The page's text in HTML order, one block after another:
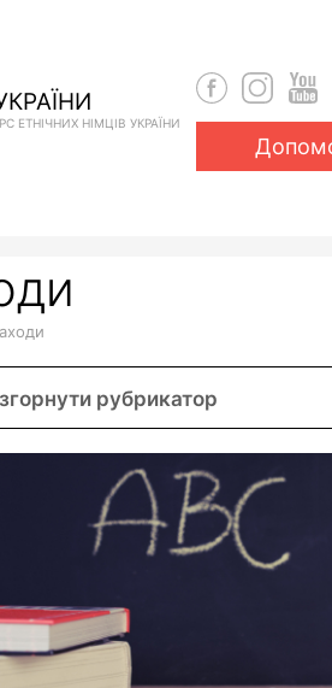
ЕТНІЧНИХ НІМЦІВ УКРАЇНИ
рубрикатор